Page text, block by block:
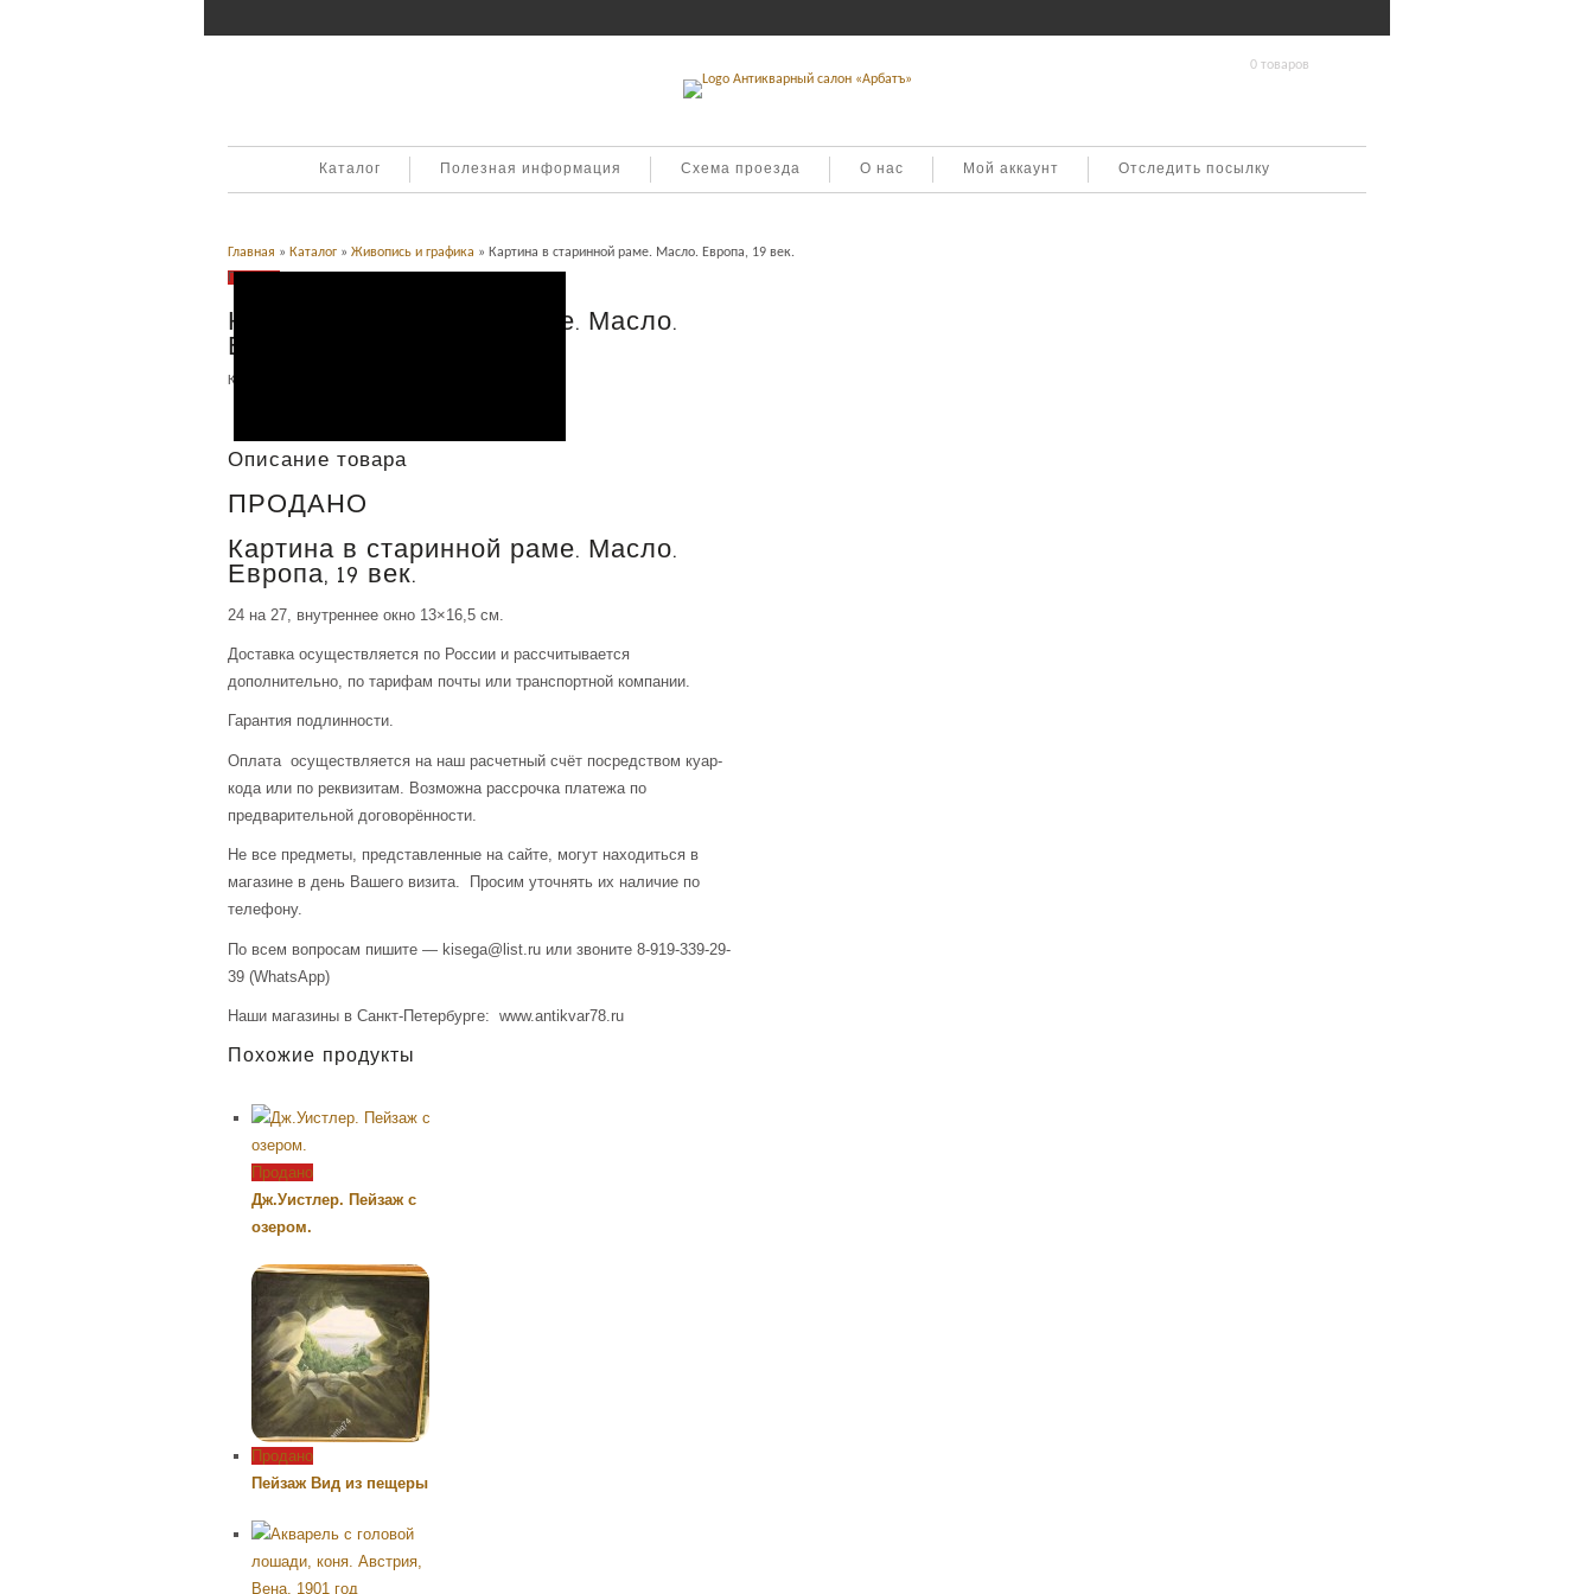
0 товаров
Каталог Полезная информация Схема проезда О нас Мой аккаунт Отследить посылку
Главная » Каталог » Живопись и графика » Картина в старинной раме. Масло. Европа, 19 век.
Продано
Картина в старинной раме. Масло.
Европа, 19 век.
Категория:
Описание товара
ПРОДАНО
Картина в старинной раме. Масло.
Европа, 19 век.
24 на 27, внутреннее окно 13×16,5 см.
Доставка осуществляется по России и рассчитывается
дополнительно, по тарифам почты или транспортной компании.
Гарантия подлинности.
Оплата осуществляется на наш расчетный счёт посредством куар-
кода или по реквизитам. Возможна рассрочка платежа по
предварительной договорённости.
Не все предметы, представленные на сайте, могут находиться в
магазине в день Вашего визита. Просим уточнять их наличие по
телефону.
По всем вопросам пишите — kisega@list.ru или звоните 8-919-339-29-
39 (WhatsApp)
Наши магазины в Санкт-Петербурге: www.antikvar78.ru
Похожие продукты
Продано
Дж.Уистлер. Пейзаж с
озером.
Продано
Пейзаж Вид из пещеры